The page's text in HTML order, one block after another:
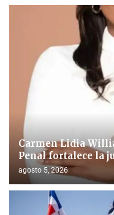
Carmen Lidia
Penal fortalece la
agosto 5, 2026